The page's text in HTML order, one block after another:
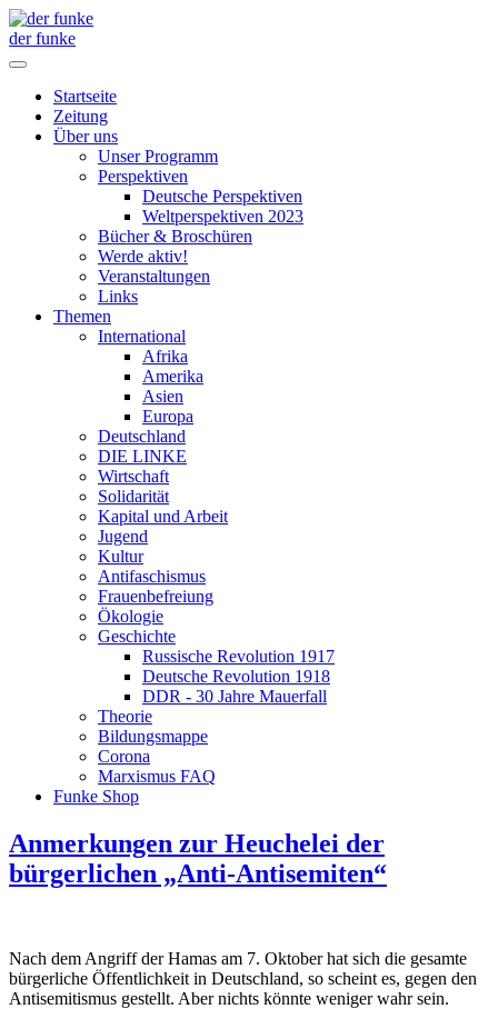
der funke
Startseite
Zeitung
Über uns
Unser Programm
Perspektiven
Deutsche Perspektiven
Weltperspektiven 2023
Bücher & Broschüren
Werde aktiv!
Veranstaltungen
Links
Themen
International
Afrika
Amerika
Asien
Europa
Deutschland
DIE LINKE
Wirtschaft
Solidarität
Kapital und Arbeit
Jugend
Kultur
Antifaschismus
Frauenbefreiung
Ökologie
Geschichte
Russische Revolution 1917
Deutsche Revolution 1918
DDR - 30 Jahre Mauerfall
Theorie
Bildungsmappe
Corona
Marxismus FAQ
Funke Shop
Anmerkungen zur Heuchelei der
bürgerlichen „Anti-Antisemiten“
Nach dem Angriff der Hamas am 7. Oktober hat sich die gesamte
bürgerliche Öffentlichkeit in Deutschland, so scheint es, gegen den
Antisemitismus gestellt. Aber nichts könnte weniger wahr sein.